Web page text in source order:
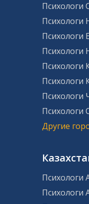
Психологи
Психологи
Психологи
Психологи
Психологи
Психологи
Психологи
Психологи
Другие
Психологи
Психологи